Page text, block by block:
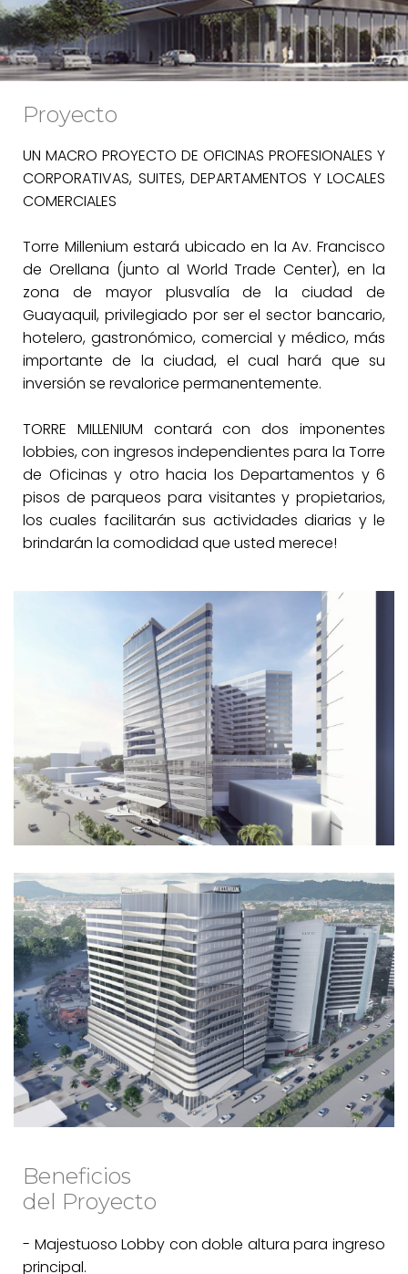
Proyecto
UN MACRO PROYECTO DE OFICINAS PROFESIONALES Y
CORPORATIVAS, SUITES, DEPARTAMENTOS Y LOCALES
COMERCIALES
Torre Millenium estará ubicado en la Av. Francisco
de Orellana (junto al World Trade Center), en la
zona de mayor plusvalía de la ciudad de
Guayaquil, privilegiado por ser el sector bancario,
hotelero, gastronómico, comercial y médico, más
importante de la ciudad, el cual hará que su
inversión se revalorice permanentemente.
TORRE MILLENIUM contará con dos imponentes
lobbies, con ingresos independientes para la Torre
de Oficinas y otro hacia los Departamentos y 6
pisos de parqueos para visitantes y propietarios,
los cuales facilitarán sus actividades diarias y le
brindarán la comodidad que usted merece!
Beneficios
del Proyecto
- Majestuoso Lobby con doble altura para ingreso
principal.